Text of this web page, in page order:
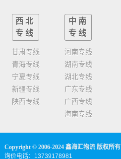
西北
专线
甘肃专线
青海专线
宁夏专线
新疆专线
陕西专线
中南
专线
河南专线
湖南专线
湖北专线
广东专线
广西专线
海南专线
Copyright © 2006-2024 鑫海汇物流 版权所有
询价电话：13739178981